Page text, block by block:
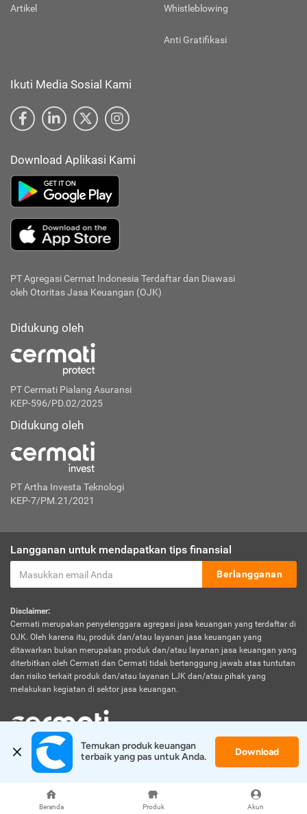
Beranda Produk Akun
Artikel Whistleblowing
Anti Gratifikasi
Ikuti Media Sosial Kami
Download Aplikasi Kami
PT Agregasi Cermat Indonesia Terdaftar dan Diawasi
oleh Otoritas Jasa Keuangan (OJK)
Didukung oleh
PT Cermati Pialang Asuransi
KEP-596/PD.02/2025
Didukung oleh
PT Artha Investa Teknologi
KEP-7/PM.21/2021
Langganan untuk mendapatkan tips finansial
Berlangganan
Disclaimer:
Cermati merupakan penyelenggara agregasi jasa keuangan yang terdaftar di
OJK. Oleh karena itu, produk dan/atau layanan jasa keuangan yang
ditawarkan bukan merupakan produk dan/atau layanan jasa keuangan yang
diterbitkan oleh Cermati dan Cermati tidak bertanggung jawab atas tuntutan
dan risiko terkait produk dan/atau layanan LJK dan/atau pihak yang
melakukan kegiatan di sektor jasa keuangan.
© 2026 Cermati. All Rights Reserved.
Temukan produk keuangan
terbaik yang pas untuk Anda.
Download